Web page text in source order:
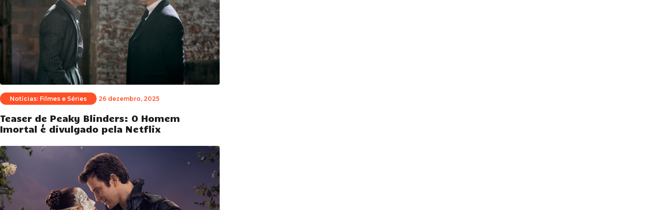
Notícias: Filmes e Séries 26 dezembro, 2025
Teaser de Peaky Blinders: O Homem
Imortal é divulgado pela Netflix